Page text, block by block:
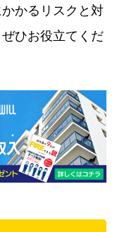
かるリスクと対
ひお役立てくだ